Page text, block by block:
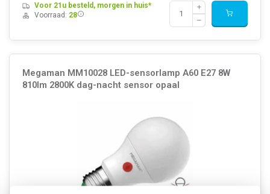
Voor 21u besteld, morgen in huis*
Voorraad: 28
Megaman MM10028 LED-sensorlamp A60 E27 8W
810lm 2800K dag-nacht sensor opaal